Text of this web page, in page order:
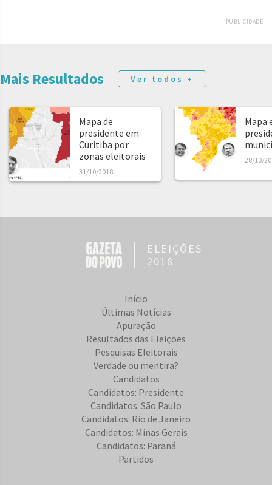
PUBLICIDADE
Mais Resultados Ver todos +
Mapa de
presidente em
Curitiba por
zonas eleitorais
31/10/2018
Mapa
28/10/
ELEIÇÕES
2018
Início
Últimas Notícias
Apuração
Resultados das Eleições
Pesquisas Eleitorais
Verdade ou mentira?
Candidatos
Candidatos: Presidente
Candidatos: São Paulo
Candidatos: Rio de Janeiro
Candidatos: Minas Gerais
Candidatos: Paraná
Partidos